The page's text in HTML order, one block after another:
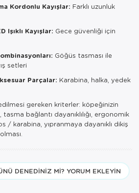
Kordonlu Kayışlar: Farklı uzunluk
Kayışlar: Gece güvenliği için
Göğüs tasması ile
setleri
Parçalar: Karabina, halka, yedek
gereken kriterler: köpeğinizin
tasma bağlantı dayanıklılığı, ergonomik
/ karabina, yıpranmaya dayanıklı dikiş
DENEDINIZ MI? YORUM EKLEYIN